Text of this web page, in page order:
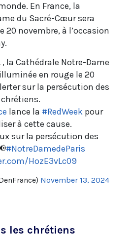
En France, la
du Sacré-Cœur sera
20 novembre, à l’occasion
, la Cathédrale Notre-Dame
en rouge le 20
sur la persécution des
chrétiens.
lance la #RedWeekpour
à cette cause.
sur la persécution des
#NotreDamedeParis
HozE3vLc09
November 13, 2024
les chrétiens